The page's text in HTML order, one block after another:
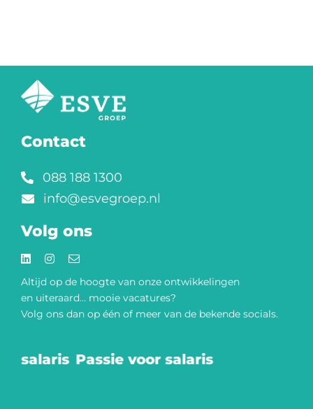
Contact
088 188 1300
info@esvegroep.nl
Volg ons
Altijd op de hoogte van onze ontwikkelingen
en uiteraard… mooie vacatures?
Volg ons dan op één of meer van de bekende socials.​
salaris Passie voor salaris